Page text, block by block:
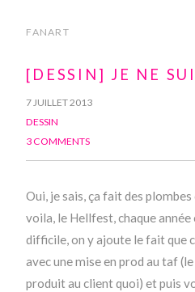
FANART
[DESSIN] JE NE
7 JUILLET 2013
DESSIN
3 COMMENTS
Oui, je sais, ça fait des plombes
voila, le Hellfest, chaque
difficile, on y ajoute le fait que
avec une mise en prod au taf
produit au client quoi) et puis